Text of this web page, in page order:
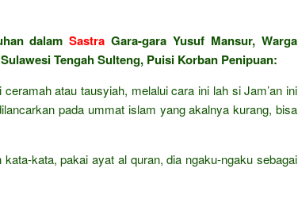
dalamSastra Gara-gara Yusuf Mansur, Warga
Tengah Sulteng, Puisi Korban Penipuan:
atau tausyiah, melalui cara ini lah si Jam’an ini
pada ummat islam yang akalnya kurang, bisa
kata, pakai ayat al quran, dia ngaku-ngaku sebagai